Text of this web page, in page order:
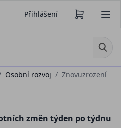
Přihlášení
Osobní rozvoj / Znovuzrození
změn týden po týdnu